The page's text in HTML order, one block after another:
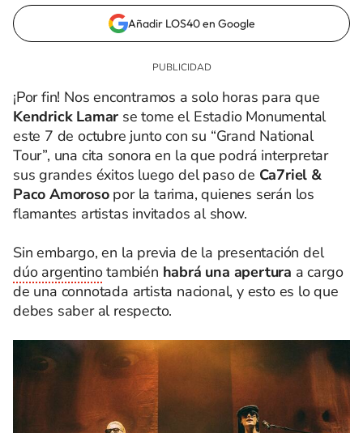
Añadir LOS40 en Google
¡Por fin! Nos encontramos a solo horas para que
Kendrick Lamar se tome el Estadio Monumental
este 7 de octubre junto con su “Grand National
Tour”, una cita sonora en la que podrá interpretar
sus grandes éxitos luego del paso de Ca7riel &
Paco Amorosopor la tarima, quienes serán los
flamantes artistas invitados al show.
Sin embargo, en la previa de la presentación del
dúo argentinotambién habrá una apertura a cargo
de una connotada artista nacional, y esto es lo que
debes saber al respecto.